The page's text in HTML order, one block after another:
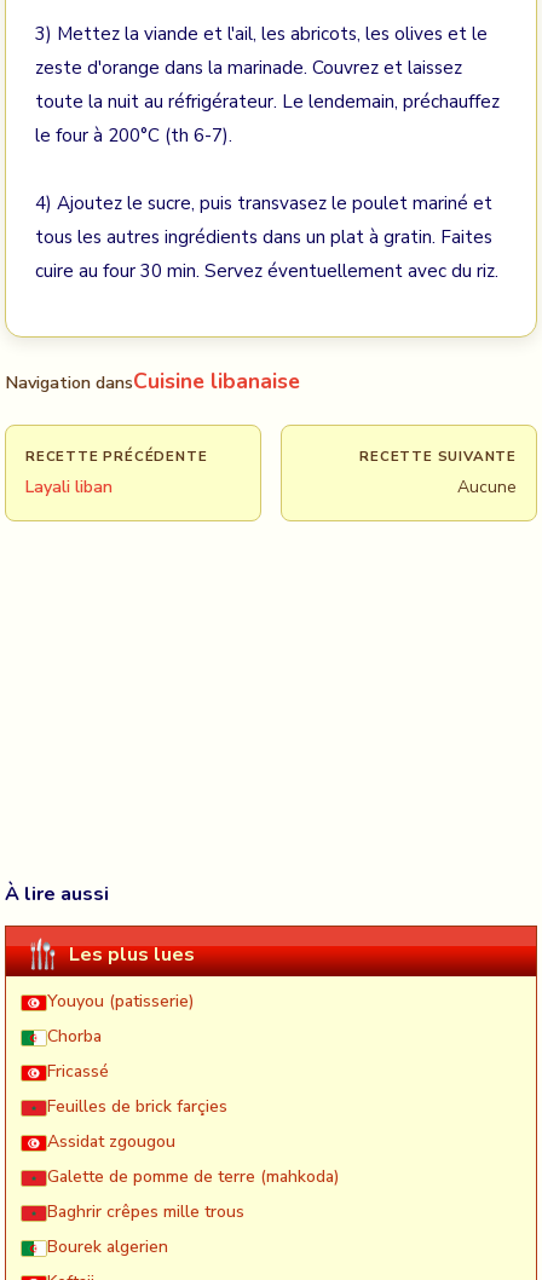
3) Mettez la viande et l'ail, les abricots, les olives et le
zeste d'orange dans la marinade. Couvrez et laissez
toute la nuit au réfrigérateur. Le lendemain, préchauffez
le four à 200°C (th 6-7).
4) Ajoutez le sucre, puis transvasez le poulet mariné et
tous les autres ingrédients dans un plat à gratin. Faites
cuire au four 30 min. Servez éventuellement avec du riz.
Navigation dansCuisine libanaise
RECETTE PRÉCÉDENTE
Layali liban
RECETTE SUIVANTE
Aucune
À lire aussi
Les plus lues
Youyou (patisserie)
Chorba
Fricassé
Feuilles de brick farçies
Assidat zgougou
Galette de pomme de terre (mahkoda)
Baghrir crêpes mille trous
Bourek algerien